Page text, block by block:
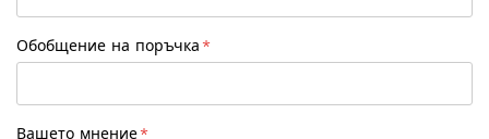
антивъзрастов комплекс.
От една страна,Неовитин®играе ролята на
бустер(засилващ ефекта), което е клинично
Обобщение на поръчка
Вашето мнение